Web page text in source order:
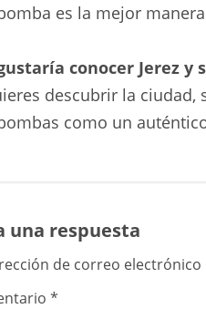
es la mejor
conocer Jerez y
descubrir la ciudad,
como un
una respuesta
de correo electrónico
*